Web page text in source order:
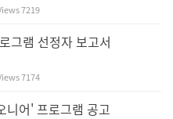
7219
그램 선정자 보고서
7174
니어' 프로그램 공고